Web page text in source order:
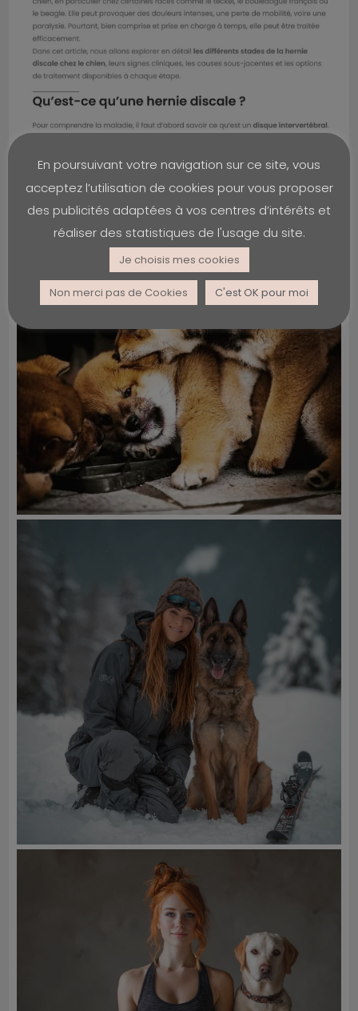
En poursuivant votre navigation sur ce site, vous
acceptez l’utilisation de cookies pour vous proposer
des publicités adaptées à vos centres d’intérêts et
réaliser des statistiques de l'usage du site.
Je choisis mes cookies
Non merci pas de Cookies C'est OK pour moi